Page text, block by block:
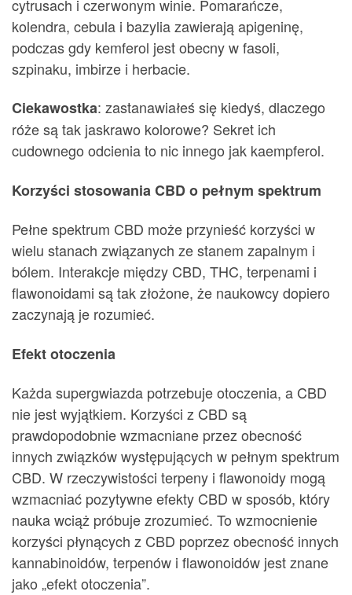
cytrusach i czerwonym winie. Pomarańcze,
kolendra, cebula i bazylia zawierają apigeninę,
podczas gdy kemferol jest obecny w fasoli,
szpinaku, imbirze i herbacie.
Ciekawostka: zastanawiałeś się kiedyś, dlaczego
róże są tak jaskrawo kolorowe? Sekret ich
cudownego odcienia to nic innego jak kaempferol.
Korzyści stosowania CBD o pełnym spektrum
Pełne spektrum CBD może przynieść korzyści w
wielu stanach związanych ze stanem zapalnym i
bólem. Interakcje między CBD, THC, terpenami i
flawonoidami są tak złożone, że naukowcy dopiero
zaczynają je rozumieć.
Efekt otoczenia
Każda supergwiazda potrzebuje otoczenia, a CBD
nie jest wyjątkiem. Korzyści z CBD są
prawdopodobnie wzmacniane przez obecność
innych związków występujących w pełnym spektrum
CBD. W rzeczywistości terpeny i flawonoidy mogą
wzmacniać pozytywne efekty CBD w sposób, który
nauka wciąż próbuje zrozumieć. To wzmocnienie
korzyści płynących z CBD poprzez obecność innych
kannabinoidów, terpenów i flawonoidów jest znane
jako „efekt otoczenia”.